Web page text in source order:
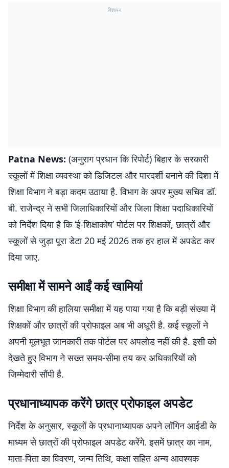
विज्ञापन
Patna News: (अनुराग प्रधान कि रिपोर्ट) बिहार के सरकारी
स्कूलों में शिक्षा व्यवस्था को डिजिटल और पारदर्शी बनाने की दिशा में
शिक्षा विभाग ने बड़ा कदम उठाया है. विभाग के अपर मुख्य सचिव डॉ.
बी. राजेन्द्र ने सभी जिलाधिकारियों और जिला शिक्षा पदाधिकारियों
को निर्देश दिया है कि ‘ई-शिक्षाकोष’ पोर्टल पर शिक्षकों, छात्रों और
स्कूलों से जुड़ा पूरा डेटा 20 मई 2026 तक हर हाल में अपडेट कर
दिया जाए.
समीक्षा में सामने आईं कई खामियां
शिक्षा विभाग की हालिया समीक्षा में यह पाया गया है कि बड़ी संख्या में
शिक्षकों और छात्रों की प्रोफाइल अब भी अधूरी है. कई स्कूलों ने
अपनी मूलभूत जानकारी तक पोर्टल पर अपलोड नहीं की है. इसी को
देखते हुए विभाग ने सख्त समय-सीमा तय कर अधिकारियों को
जिम्मेदारी सौंपी है.
प्रधानाध्यापक करेंगे छात्र प्रोफाइल अपडेट
निर्देश के अनुसार, स्कूलों के प्रधानाध्यापक अपने लॉगिन आईडी के
माध्यम से छात्रों की प्रोफाइल अपडेट करेंगे. इसमें छात्र का नाम,
माता-पिता का विवरण, जन्म तिथि, कक्षा सहित अन्य आवश्यक